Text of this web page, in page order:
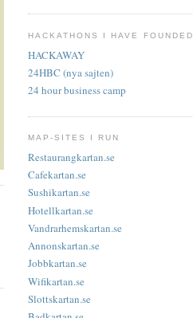
HACKATHONS I HAVE FOUNDED
HACKAWAY
24HBC (nya sajten)
24 hour business camp
MAP-SITES I RUN
Restaurangkartan.se
Cafekartan.se
Sushikartan.se
Hotellkartan.se
Vandrarhemskartan.se
Annonskartan.se
Jobbkartan.se
Wifikartan.se
Slottskartan.se